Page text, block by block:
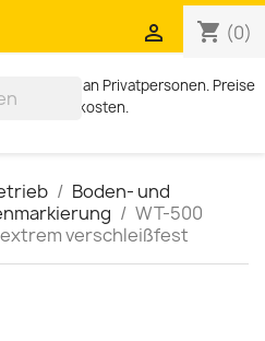
shopping_cart (0)

Verkauf an Privatpersonen. Preise
Versandkosten.
Boden- und
WT-500
verschleißfest